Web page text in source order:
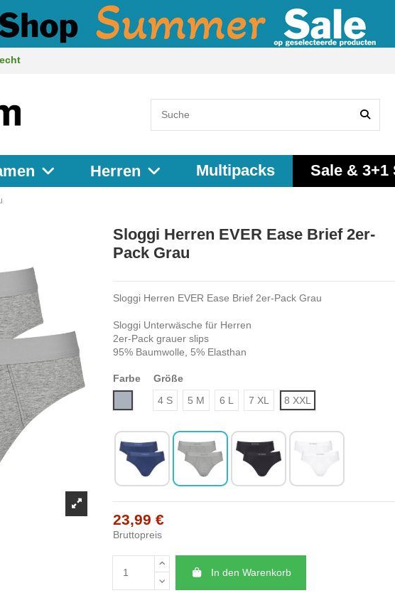
Herren Multipacks Sale & 3+1
Sloggi Herren EVER Ease Brief 2er-
Pack Grau
Sloggi Herren EVER Ease Brief 2er-Pack Grau
Sloggi Unterwäsche für Herren
2er-Pack grauer slips
95% Baumwolle, 5% Elasthan
Farbe
Größe
4 S
5 M 6 L 7 XL 8 XXL
23,99 €
Bruttopreis
In den Warenkorb